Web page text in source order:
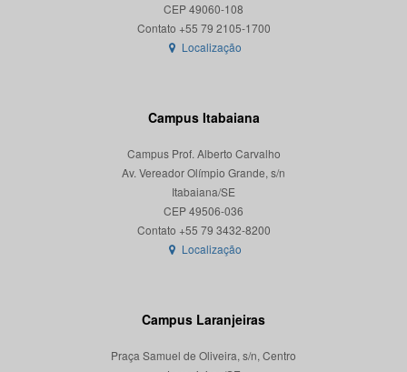
CEP 49060-108
Localização
Campus Itabaiana
Campus Prof. Alberto Carvalho
Av. Vereador Olímpio Grande, s/n
Itabaiana/SE
CEP 49506-036
Localização
Campus Laranjeiras
Praça Samuel de Oliveira, s/n, Centro